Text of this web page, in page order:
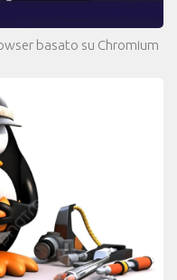
basato su Chromium